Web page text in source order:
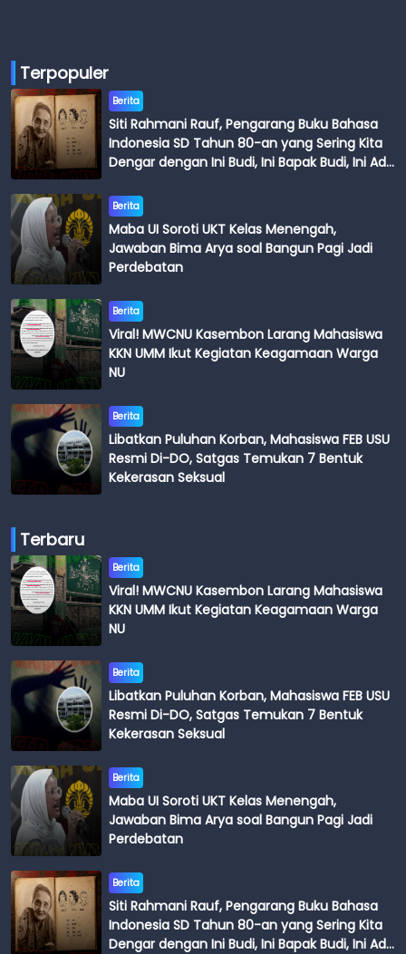
Terpopuler
Berita
Siti Rahmani Rauf, Pengarang Buku Bahasa
Indonesia SD Tahun 80-an yang Sering Kita
Dengar dengan Ini Budi, Ini Bapak Budi, Ini Adik
Berita
Maba UI Soroti UKT Kelas Menengah,
Jawaban Bima Arya soal Bangun Pagi Jadi
Perdebatan
Berita
Viral! MWCNU Kasembon Larang Mahasiswa
KKN UMM Ikut Kegiatan Keagamaan Warga
NU
Berita
Libatkan Puluhan Korban, Mahasiswa FEB USU
Resmi Di-DO, Satgas Temukan 7 Bentuk
Kekerasan Seksual
Terbaru
Berita
Viral! MWCNU Kasembon Larang Mahasiswa
KKN UMM Ikut Kegiatan Keagamaan Warga
NU
Berita
Libatkan Puluhan Korban, Mahasiswa FEB USU
Resmi Di-DO, Satgas Temukan 7 Bentuk
Kekerasan Seksual
Berita
Maba UI Soroti UKT Kelas Menengah,
Jawaban Bima Arya soal Bangun Pagi Jadi
Perdebatan
Berita
Siti Rahmani Rauf, Pengarang Buku Bahasa
Indonesia SD Tahun 80-an yang Sering Kita
Dengar dengan Ini Budi, Ini Bapak Budi, Ini Adik